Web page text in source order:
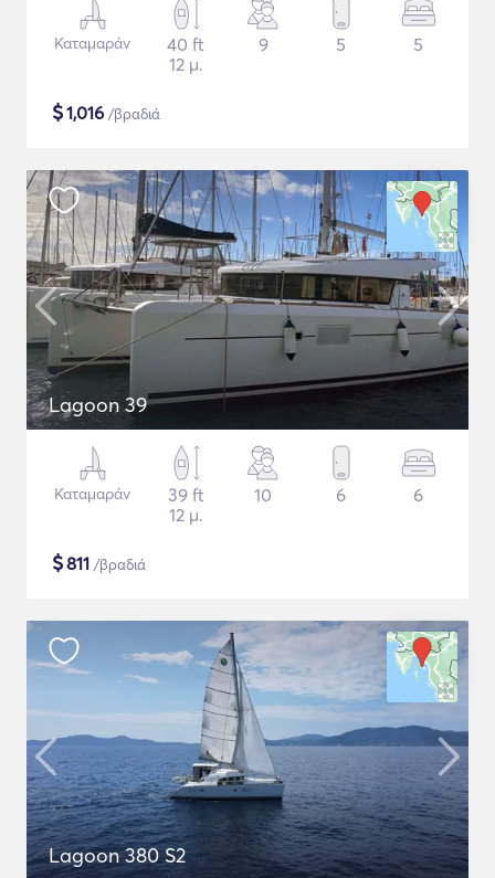
Καταμαράν
40 ft
12 μ.
9 5 5
$1,016 /βραδιά
Lagoon 39
Καταμαράν
39 ft
12 μ.
10 6 6
$811 /βραδιά
Lagoon 380 S2